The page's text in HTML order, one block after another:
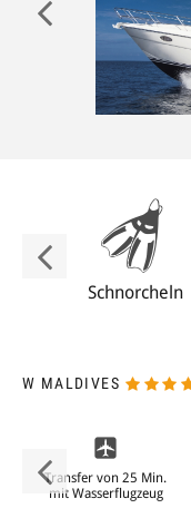
Schnorcheln
W MALDIVES
Transfer von 25 Min.
mit Wasserflugzeug